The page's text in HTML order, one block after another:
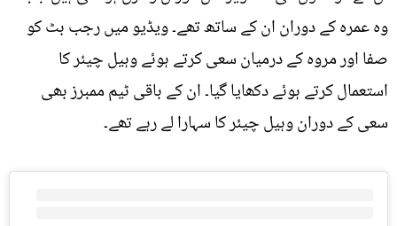
وہ عمرہ کے دوران ان کے ساتھ تھے۔ ویڈیو میں رجب بٹ کو
صفا اور مروہ کے درمیان سعی کرتے ہوئے وہیل چیئر کا
استعمال کرتے ہوئے دکھایا گیا۔ ان کے باقی ٹیم ممبرز بھی
سعی کے دوران وہیل چیئر کا سہارا لے رہے تھے۔